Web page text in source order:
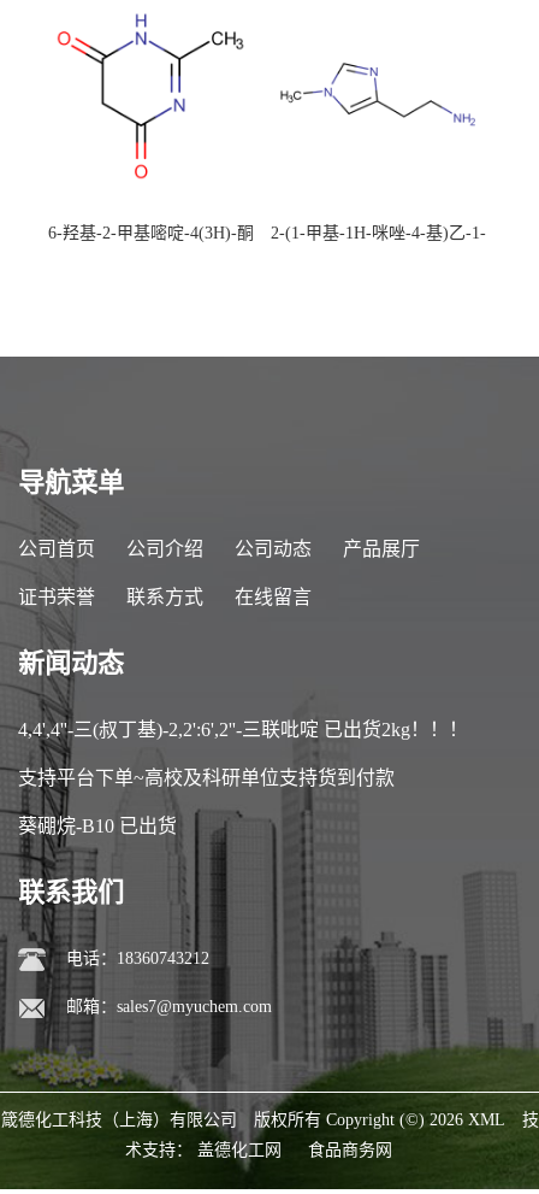
校可先用后付
6-羟基-2-甲基嘧啶-4(3H)-酮
2-(1-甲基-1H-咪唑-4-基)乙-1-
导航菜单
公司首页 公司介绍 公司动态 产品展厅
证书荣誉 联系方式 在线留言
新闻动态
4,4',4''-三(叔丁基)-2,2':6',2''-三联吡啶 已出货2kg！！！
支持平台下单~高校及科研单位支持货到付款
葵硼烷-B10 已出货
联系我们
电话：18360743212
邮箱： sales7@myuchem.com
箴德化工科技（上海）有限公司 版权所有 Copyright (©) 2026 XML
技
术支持： 盖德化工网 食品商务网